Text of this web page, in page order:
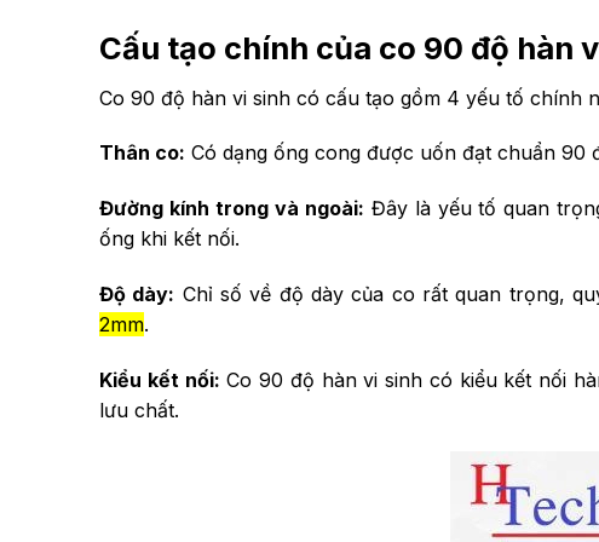
Cấu tạo chính của co 90 độ hàn
Co 90 độ hàn vi sinh có cấu tạo gồm 4 yếu tố chính
Thân co: Có dạng ống cong được uốn đạt chuẩn 90
Đường kính trong và ngoài: Đây là yếu tố quan
ống khi kết nối.
Độ dày: Chỉ số về độ dày của co rất quan trọng,
2mm.
Kiểu kết nối: Co 90 độ hàn vi sinh có kiểu kết nối
lưu chất.